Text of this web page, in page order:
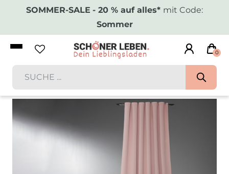
SOMMER-SALE - 20 % auf alles* mit Code:
Sommer
0